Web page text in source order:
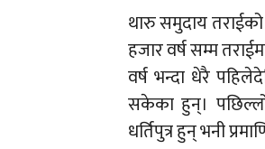
थारु समुदाय
हजार वर्ष सम्म
वर्ष भन्दा धेरै
सकेका हुन्।
धर्तिपुत्र हुन् भनी